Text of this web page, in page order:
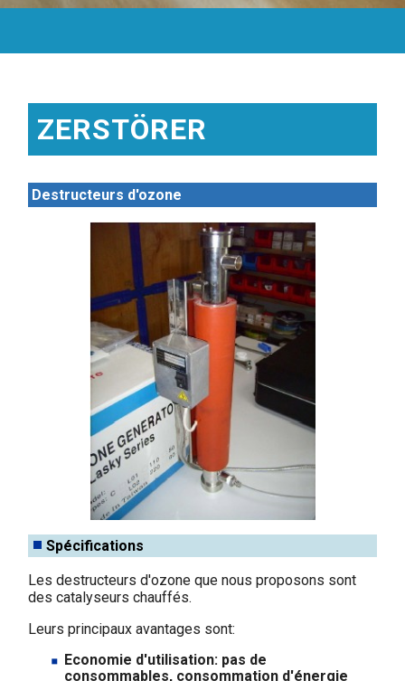
ZERSTÖRER
Destructeurs d'ozone
Spécifications
Les destructeurs d'ozone que nous proposons sont
des catalyseurs chauffés.
Leurs principaux avantages sont:
Economie d'utilisation: pas de
consommables, consommation d'énergie